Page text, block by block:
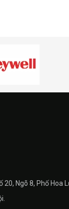
20, Ngõ 8, Phố Hoa